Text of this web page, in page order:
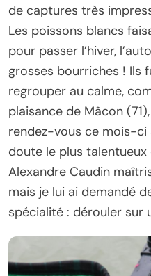
de captures très
Les poissons blancs
pour passer l’hiver,
grosses bourriches ! Ils
regrouper au calme,
plaisance de Mâcon
rendez-vous ce mois-ci
doute le plus talentueux
Alexandre Caudin
mais je lui ai demandé
spécialité : dérouler sur